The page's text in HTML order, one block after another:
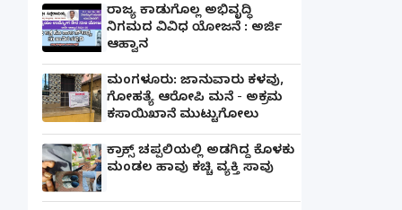
ರಾಜ್ಯ ಕಾಡುಗೊಲ್ಲ ಅಭಿವೃದ್ಧಿ
ನಿಗಮದ ವಿವಿಧ ಯೋಜನೆ : ಅರ್ಜಿ
ಆಹ್ವಾನ
ಮಂಗಳೂರು: ಜಾನುವಾರು ಕಳವು,
ಗೋಹತ್ಯೆ ಆರೋಪಿ ಮನೆ - ಅಕ್ರಮ
ಕಸಾಯಿಖಾನೆ ಮುಟ್ಟುಗೋಲು
ಕ್ರಾಕ್ಸ್ ಚಪ್ಪಲಿಯಲ್ಲಿ ಅಡಗಿದ್ದ ಕೊಳಕು
ಮಂಡಲ ಹಾವು ಕಚ್ಚಿ ವ್ಯಕ್ತಿ ಸಾವು